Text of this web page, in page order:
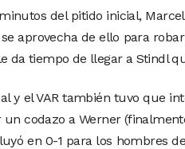
del pitido inicial,
aprovecha de ello para
da tiempo de llegar a Stindl
y el VAR también tuvo que
codazo a Werner
en 0-1 para los hombres